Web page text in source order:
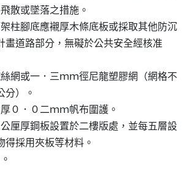
散或墜落之措施。
柱腳底應襯厚木條底板或採取其他防沉
計畫道路部分，無礙於公共安全經核准
網或一．三ｍｍ徑尼龍塑膠網（網格不
分）。
０．０二ｍｍ帆布圍護。
厘厚鋼板設置於二樓版處，並每五層設
得採用夾板等材料。